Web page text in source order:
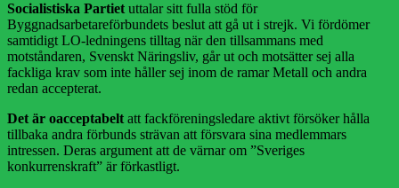
Socialistiska Partiet uttalar sitt fulla stöd för
Byggnadsarbetareförbundets beslut att gå ut i strejk. Vi fördömer
samtidigt LO-ledningens tilltag när den tillsammans med
motståndaren, Svenskt Näringsliv, går ut och motsätter sej alla
fackliga krav som inte håller sej inom de ramar Metall och andra
redan accepterat.
Det är oacceptabelt att fackföreningsledare aktivt försöker hålla
tillbaka andra förbunds strävan att försvara sina medlemmars
intressen. Deras argument att de värnar om ”Sveriges
konkurrenskraft” är förkastligt.